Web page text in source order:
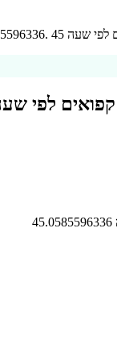
שעה 45